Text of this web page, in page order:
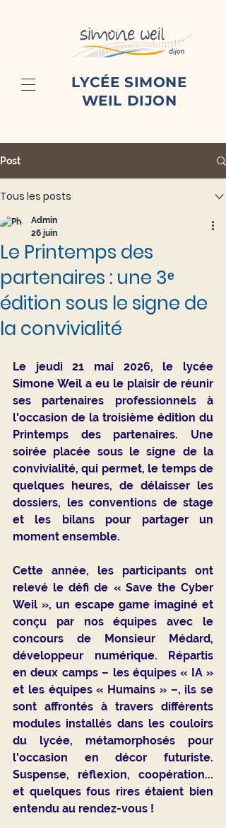
LYCÉE SIMONE
WEIL DIJON
Post
Tous les posts
Le Printemps des
partenaires : une 3ᵉ
édition sous le signe de
la convivialité
Admin
26 juin
Le jeudi 21 mai 2026, le lycée
Simone Weil a eu le plaisir de réunir
ses partenaires professionnels à
Printemps des partenaires. Une
soirée placée sous le signe de la
convivialité, qui permet, le temps de
quelques heures, de délaisser les
dossiers, les conventions de stage
et les bilans pour partager un
moment ensemble.
Cette année, les participants ont
relevé le défi de « Save the Cyber
Weil », un escape game imaginé et
conçu par nos équipes avec le
concours de Monsieur Médard,
développeur numérique. Répartis
en deux camps – les équipes « IA »
et les équipes « Humains » –, ils se
sont affrontés à travers différents
modules installés dans les couloirs
du lycée, métamorphosés pour
l'occasion en décor futuriste.
Suspense, réflexion, coopération...
et quelques fous rires étaient bien
entendu au rendez-vous !